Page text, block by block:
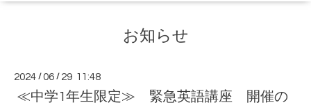
お知らせ
2024 /06 / 29 11:48
≪中学1年生限定≫ 緊急英語講座 開催の